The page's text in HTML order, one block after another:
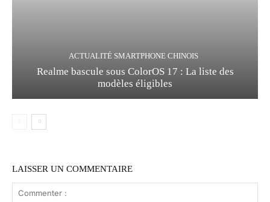
ACTUALITÉ SMARTPHONE CHINOIS
Realme bascule sous ColorOS 17 : La liste des
modèles éligibles
LAISSER UN COMMENTAIRE